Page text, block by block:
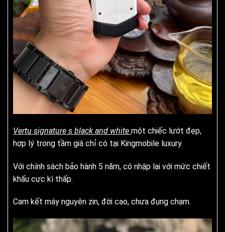
Vertu signature s black and white một chiếc lướt đẹp,
hợp lý trong tầm giá chỉ có tại Kingmobile luxury.
Với chính sách bảo hành 5 năm, có nhập lại với mức chiết
khấu cực kì thấp.
Cam kết máy nguyên zin, đời cao, chưa đụng chạm.